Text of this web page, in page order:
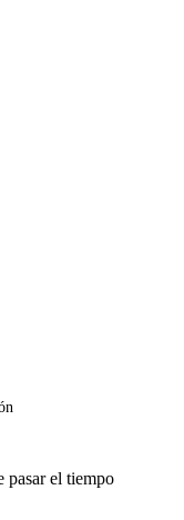
pasar el tiempo